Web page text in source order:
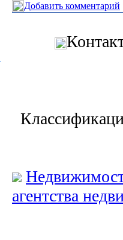
Добавить комментарий
агентства